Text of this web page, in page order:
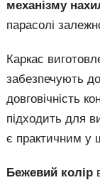
механізму
парасолі
Каркас
забезпечують
довговічність
підходить для
є практичним у
Бежевий колір